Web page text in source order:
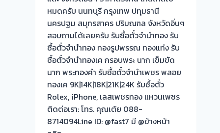
หมดครับ นนทบุรี กรุงเทพ ปทุมธานี
นครปฐม สมุทรสาคร ปริมณฑล จังหวัดอิ่นๆ
สอบถามได้เลยครับ รับซื้อตั๋วจำนำทอง รับ
ซื้อตั๋วจำนำทอง ทองรูปพรรณ ทองแท่ง รับ
ซื้อตั๋วจำนำทองเค กรอบพระ นาก เข็มขัด
นาก พระทองคำ รับซื้อตั๋วจำนำเพชร พลอย
ทองเค 9K|14K|18K|21K|24K รับซื้อตั๋ว
Rolex, iPhone, เลสเพชรทอง แหวนเพชร
ติดต่อเรา: โทร. คุณเต้ย 088-
8714094Line ID: @fast7 มี @ข้างหน้า